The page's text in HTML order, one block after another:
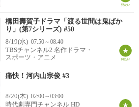
橋田壽賀子ドラマ「渡る世間は鬼ばか
り」(第7シリーズ) #50
8/19(水) 07:50～08:40
TBSチャンネル2 名作ドラマ・
スポーツ・アニメ
痛快！河内山宗俊 #3
8/20(木) 02:00～03:00
時代劇専門チャンネル HD